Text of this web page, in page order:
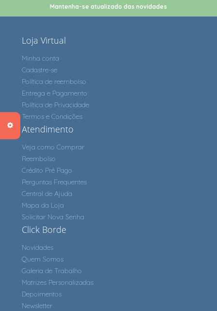
Mantenha-se atualizado das novidades
Loja Virtual
Minha conta
Cadastre-se
Política de reembolso
Entrega e Pagamento
Política de Privacidade
Termos e Condições
Atendimento
Veja como Comprar
Reembolso
Crédito Pré Pago
Perguntas Frequentes
Central de Ajuda
Mapa da Loja
Solicitar Nova Senha
Click Borde
Novidades
Quem Somos
Galeria de Trabalho
Matrizes Personalizadas
Depoimentos
Newsletter